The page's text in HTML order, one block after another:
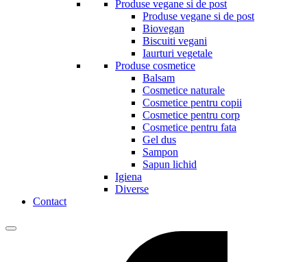
Produse vegane si de post
Produse vegane si de post
Biovegan
Biscuiti vegani
Iaurturi vegetale
Produse cosmetice
Balsam
Cosmetice naturale
Cosmetice pentru copii
Cosmetice pentru corp
Cosmetice pentru fata
Gel dus
Sampon
Sapun lichid
Igiena
Diverse
Contact